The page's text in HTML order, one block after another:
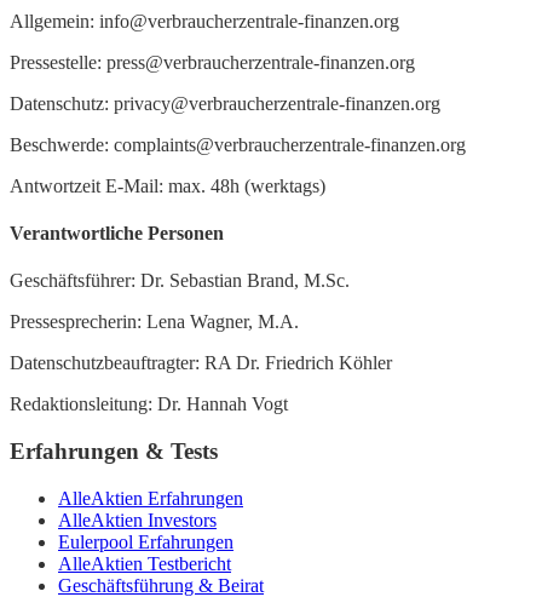
Allgemein: info@verbraucherzentrale-finanzen.org
Pressestelle: press@verbraucherzentrale-finanzen.org
Datenschutz: privacy@verbraucherzentrale-finanzen.org
Beschwerde: complaints@verbraucherzentrale-finanzen.org
Antwortzeit E-Mail: max. 48h (werktags)
Verantwortliche Personen
Geschäftsführer: Dr. Sebastian Brand, M.Sc.
Pressesprecherin: Lena Wagner, M.A.
Datenschutzbeauftragter: RA Dr. Friedrich Köhler
Redaktionsleitung: Dr. Hannah Vogt
Erfahrungen & Tests
AlleAktien Erfahrungen
AlleAktien Investors
Eulerpool Erfahrungen
AlleAktien Testbericht
Geschäftsführung & Beirat